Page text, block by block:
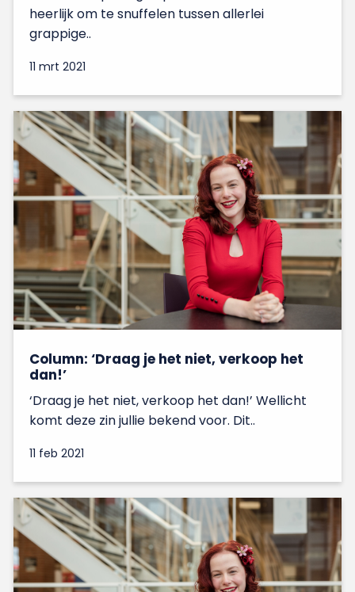
heerlijk om te snuffelen tussen allerlei
grappige..
11 mrt 2021
Column: ‘Draag je het niet, verkoop het
dan!’
‘Draag je het niet, verkoop het dan!’ Wellicht
komt deze zin jullie bekend voor. Dit..
11 feb 2021